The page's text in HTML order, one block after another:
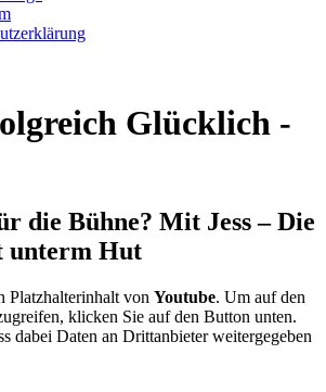
Glücklich -
die Bühne? Mit Jess – Die
unterm Hut
Platzhalterinhalt von Youtube. Um auf den
klicken Sie auf den Button unten.
dabei Daten an Drittanbieter weitergegeben